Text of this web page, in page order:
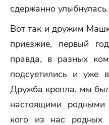
сдержанно улыбнулась.
Вот так и дружим
приезжие, первый
правда, в разных
подсуетились и уже
Дружба крепла, мы
настоящими
кого из нас родных